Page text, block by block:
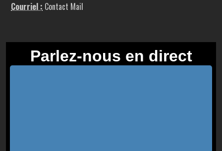
Courriel : Contact Mail